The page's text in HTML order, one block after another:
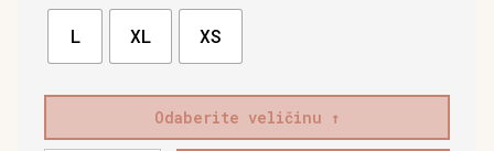
L XL XS
Odaberite veličinu